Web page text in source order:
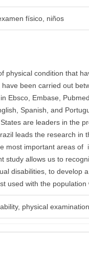
físico, niños
condition that
been carried out
Ebsco, Embase,
Spanish, and
are leaders in the
leads the research in
most important areas of
allows us to
disabilities, to develop
used with the population
physical examination